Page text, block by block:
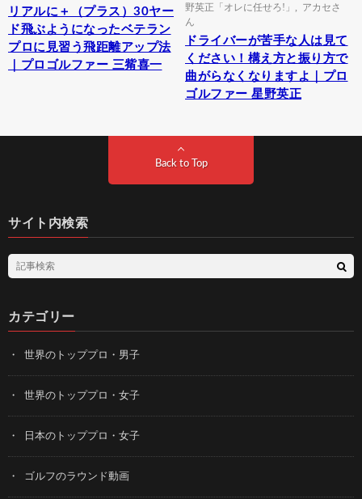
リアルに＋（プラス）30ヤー
ド飛ぶようになったベテラン
プロに見習う飛距離アップ法
｜プロゴルファー 三觜喜一
野英正「オレに任せろ!」
アカセさ
ん
ドライバーが苦手な人は見て
ください！構え方と振り方で
曲がらなくなりますよ｜プロ
ゴルファー 星野英正
Back to Top
サイト内検索
カテゴリー
世界のトッププロ・男子
世界のトッププロ・女子
日本のトッププロ・女子
ゴルフのラウンド動画